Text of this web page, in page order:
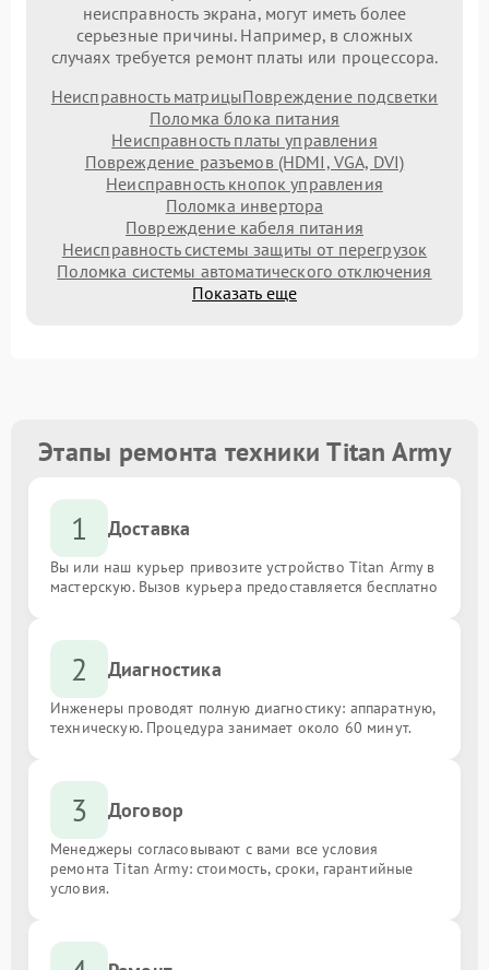
неисправность экрана, могут иметь более
серьезные причины. Например, в сложных
случаях требуется ремонт платы или процессора.
Неисправность матрицыПовреждение подсветки
Поломка блока питания
Неисправность платы управления
Повреждение разъемов (HDMI, VGA, DVI)
Неисправность кнопок управления
Поломка инвертора
Повреждение кабеля питания
Неисправность системы защиты от перегрузок
Поломка системы автоматического отключения
Показать еще
Этапы ремонта техники Titan Army
1 Доставка
Вы или наш курьер привозите устройство Titan Army в
мастерскую. Вызов курьера предоставляется бесплатно
2 Диагностика
Инженеры проводят полную диагностику: аппаратную,
техническую. Процедура занимает около 60 минут.
3 Договор
Менеджеры согласовывают с вами все условия
ремонта Titan Army: стоимость, сроки, гарантийные
условия.